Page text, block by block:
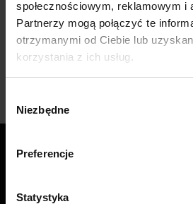
społecznościowym, reklamowym i
Partnerzy mogą połączyć te
otrzymanymi od Ciebie lub
korzystania z ich usług.
zgody
Niezbędne
Preferencje
Statystyka
Dowiedz się